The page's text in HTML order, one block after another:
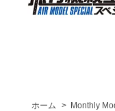
ホーム > Monthly